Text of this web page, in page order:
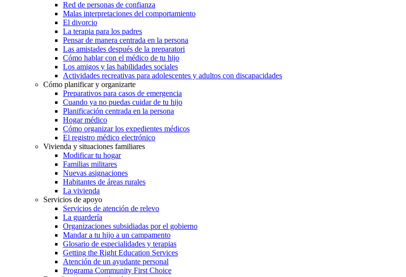
Red de personas de confianza
Malas interpretaciones del comportamiento
El divorcio
La terapia para los padres
Pensar de manera centrada en la persona
Las amistades después de la preparatori
Cómo hablar con el médico de tu hijo
Los amigos y las habilidades sociales
Actividades recreativas para adolescentes y adultos con discapacidades
Cómo planificar y organizarte
Preparativos para casos de emergencia
Cuando ya no puedas cuidar de tu hijo
Planificación centrada en la persona
Hogar médico
Cómo organizar los expedientes médicos
El registro médico electrónico
Vivienda y situaciones familiares
Modificar tu hogar
Familias militares
Nuevas asignaciones
Habitantes de áreas rurales
La vivienda
Servicios de apoyo
Servicios de atención de relevo
La guardería
Organizaciones subsidiadas por el gobierno
Mandar a tu hijo a un campamento
Glosario de especialidades y terapias
Getting the Right Education Services
Atención de un ayudante personal
Programa Community First Choice